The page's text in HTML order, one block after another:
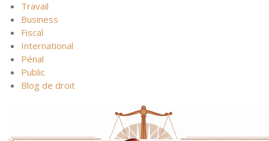
Travail
Business
Fiscal
International
Pénal
Public
Blog de droit